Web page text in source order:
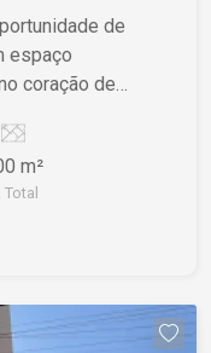
de
espaço
coração de
tipos de
fácil acesso
- Ideal para
m²
Total